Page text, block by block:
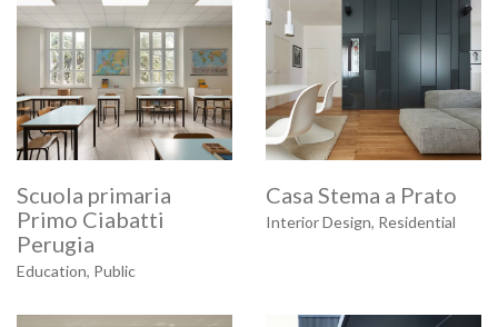
Scuola primaria
Primo Ciabatti
Perugia
Education, Public
Casa Stema a Prato
Interior Design, Residential